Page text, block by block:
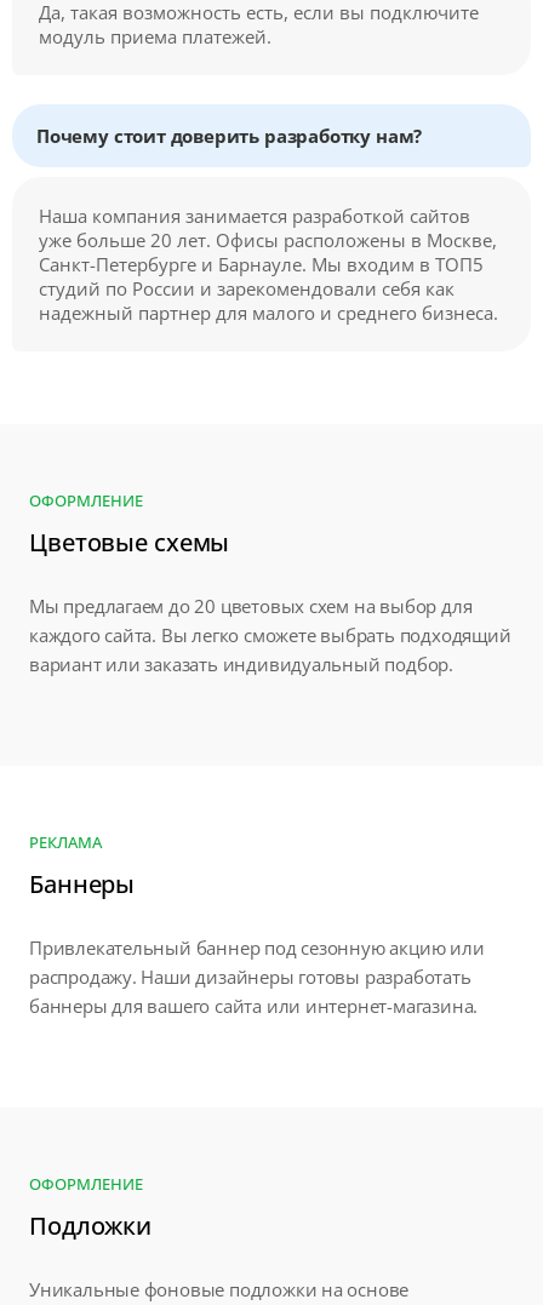
Да, такая возможность есть, если вы подключите
модуль приема платежей.
Почему стоит доверить разработку нам?
Наша компания занимается разработкой сайтов
уже больше 20 лет. Офисы расположены в Москве,
Санкт-Петербурге и Барнауле. Мы входим в ТОП5
студий по России и зарекомендовали себя как
надежный партнер для малого и среднего бизнеса.
ОФОРМЛЕНИЕ
Цветовые схемы
Мы предлагаем до 20 цветовых схем на выбор для
каждого сайта. Вы легко сможете выбрать подходящий
вариант или заказать индивидуальный подбор.
РЕКЛАМА
Баннеры
Привлекательный баннер под сезонную акцию или
распродажу. Наши дизайнеры готовы разработать
баннеры для вашего сайта или интернет-магазина.
ОФОРМЛЕНИЕ
Подложки
Уникальные фоновые подложки на основе